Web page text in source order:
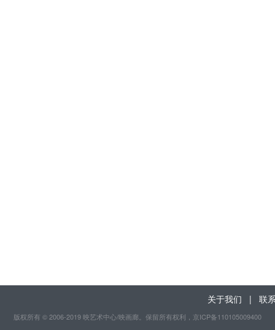
关于我们 | 联
版权所有 © 2006-2019 映艺术中心/映画廊。保留所有权利 ，京ICP备110105009400